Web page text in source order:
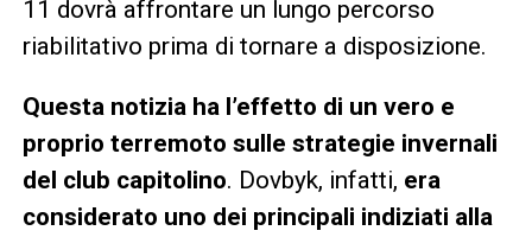
11 dovrà affrontare un lungo percorso
riabilitativo prima di tornare a disposizione.
Questa notizia ha l’effetto di un vero e
proprio terremoto sulle strategie invernali
del club capitolino. Dovbyk, infatti, era
considerato uno dei principali indiziati alla